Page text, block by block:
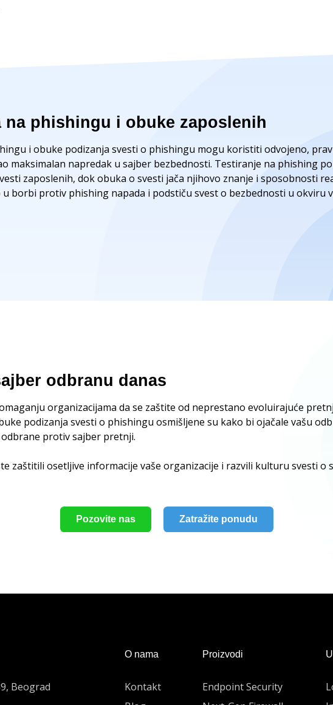
phishingu i obuke zaposlenih
i obuke podizanja svesti o phishingu mogu koristiti odvojeno,
maksimalan napredak u sajber bezbednosti. Testiranje na phishing
zaposlenih, dok obuka o svesti jača njihovo znanje i sposobnosti
borbi protiv phishing napada i podstiču svest o bezbednosti u okviru
odbranu danas
organizacijama da se zaštite od neprestano evoluirajuće
podizanja svesti o phishingu osmišljene su kako bi ojačale vašu
protiv sajber pretnji.
zaštitili osetljive informacije vaše organizacije i razvili kulturu svesti o
Pozovite nas Zatražite ponudu
Beograd
O nama
Kontakt
Proizvodi
Endpoint Security